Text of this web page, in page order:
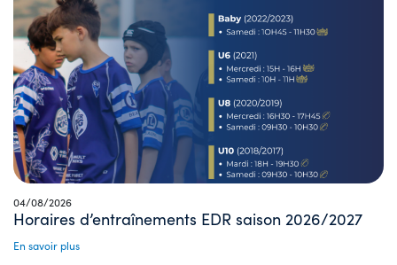
04/08/2026
Horaires d’entraînements EDR saison 2026/2027
En savoir plus